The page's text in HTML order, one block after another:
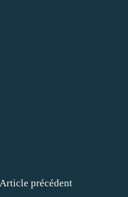
précédent